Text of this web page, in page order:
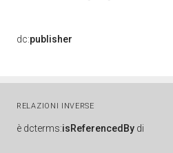
dc:publisher
RELAZIONI INVERSE
è dcterms:isReferencedBy di